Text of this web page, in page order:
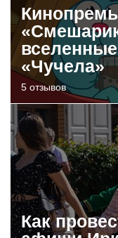
«Чучела»
5 отзывов
Как